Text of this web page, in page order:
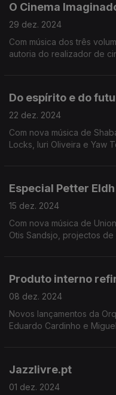
O Cinema
29 dez. 2024
Com música dos três
autoria do realizador de
Do espírito e do
22 dez. 2024
Com nova música de
Locks, Iuri Oliveira e Yaw
Especial Petter Eldh
15 dez. 2024
Com nova música de
Otis Sandsjo, projectos
Produto interno
08 dez. 2024
Novos lançamentos da
Eduardo Cardinho e
Jazzlivre.pt
01 dez. 2024